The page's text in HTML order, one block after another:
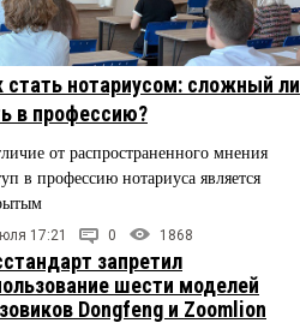
стать нотариусом: сложный ли
в профессию?
от распространенного мнения
в профессию нотариуса является
17:21 0 1868
запретил
шести моделей
Dongfeng и Zoomlion